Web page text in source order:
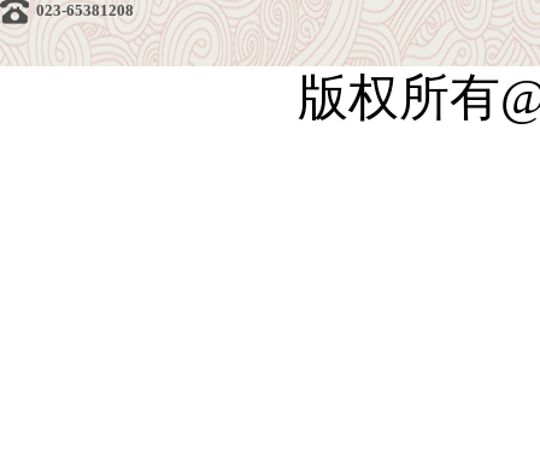
023-65381208
版权所有